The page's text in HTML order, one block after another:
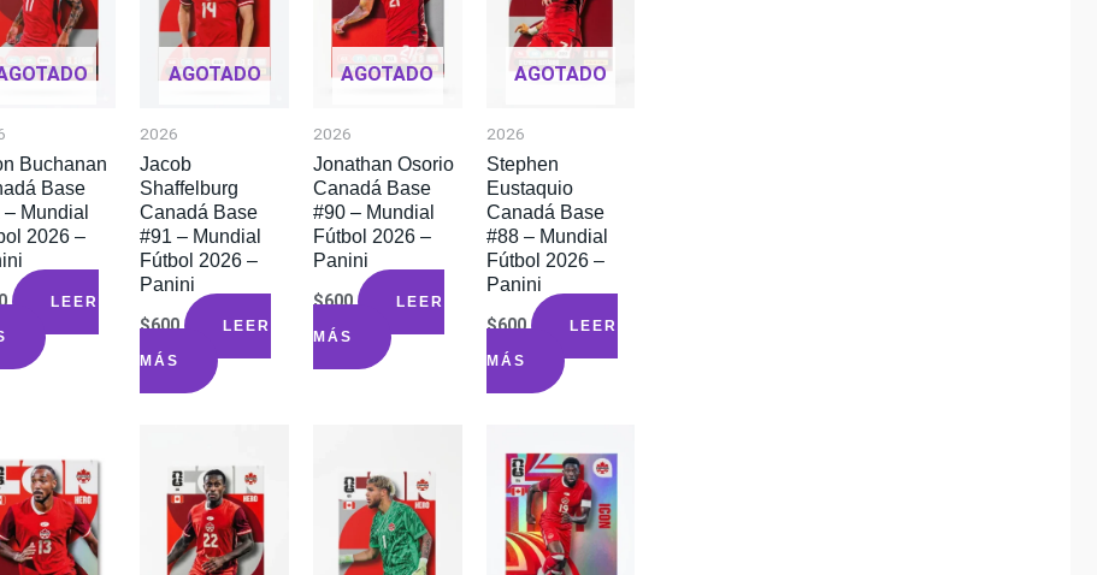
Buchanan
Base
Mundial
2026 –
LEER
AGOTADO
2026
Jacob
Shaffelburg
Canadá Base
#91 – Mundial
Fútbol 2026 –
Panini
$600 LEER
MÁS
AGOTADO
2026
Jonathan Osorio
Canadá Base
#90 – Mundial
Fútbol 2026 –
Panini
$600 LEER
MÁS
AGOTADO
2026
Stephen
Eustaquio
Canadá Base
#88 – Mundial
Fútbol 2026 –
Panini
$600 LEER
MÁS